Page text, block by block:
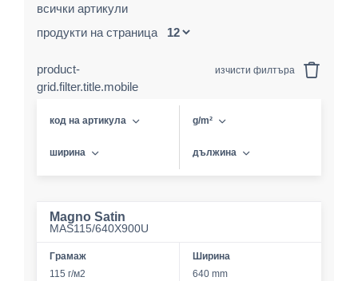
всички артикули
продукти на страница
product-
grid.filter.title.mobile
изчисти филтъра
код на артикула g/m²
ширина дължина
Magno Satin
MAS115/640X900U
Грамаж
115 г/м2
Ширина
640 mm